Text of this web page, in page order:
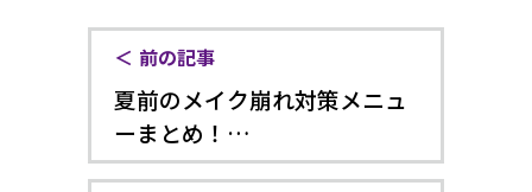
前の記事
夏前のメイク崩れ対策メニュ
ーまとめ！…